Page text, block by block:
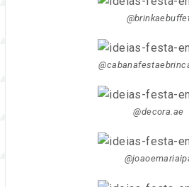
@decora.ae